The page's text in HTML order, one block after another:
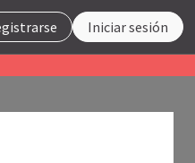
Iniciar sesión
Cerrar